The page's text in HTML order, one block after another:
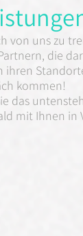
von uns zu
die
ihren
kommen!
das
mit Ihnen in